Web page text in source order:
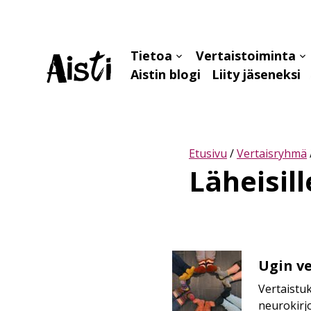
Tietoa
Avaa
alavalikko
Vertaistoiminta
Aistin blogi
Liity jäseneksi
Etusivu /Vertaisryhmä
Ugin
vertaiset
–
Ugin